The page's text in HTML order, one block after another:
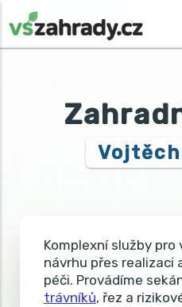
Komplexní služby pro
návrhu přes realizaci
péči. Provádíme
trávníků, řez a